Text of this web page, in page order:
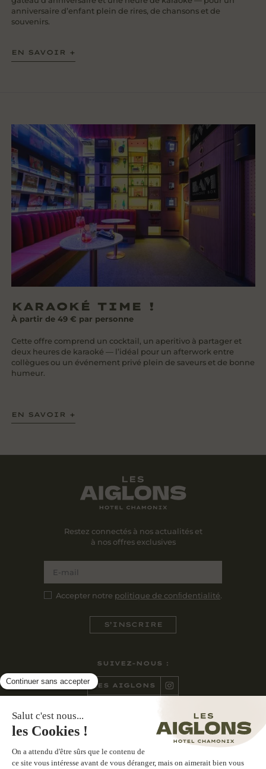
anniversaire d’enfant plein de rires, de chansons et de
souvenirs.
EN SAVOIR +
KARAOKÉ TIME !
À partir de 49 € par personne
Cette offre comprend un cocktail, un aperitivo à partager et
deux heures de karaoké — l’idéal pour un afterwork entre
collègues ou un événement privé plein de saveurs et de bonne
humeur.
EN SAVOIR +
SUIVEZ-NOUS :
LES AIGLONS
Restez connectés à nos actualités et
à nos offres exclusives
Accepter notre politique de conﬁdentialité.
CONTACTEZ-NOUS :
270 AVENUE DE COURMAYEUR
74400 CHAMONIX-MONT-BLANC